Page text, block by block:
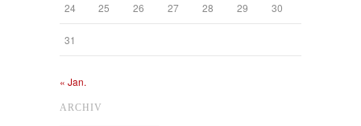
24 25 26 27 28 29 30
31
« Jan.
ARCHIV